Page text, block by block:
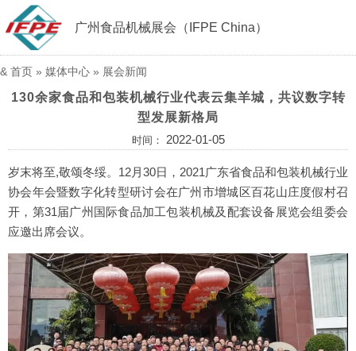
广州食品机械展会（IFPE China）
& 首页 » 媒体中心 » 展会新闻
130余家食品和包装机械行业代表云集羊城，共议数字转
型发展新格局
时间： 2022-01-05
岁末将至,敬颂冬绥。12月30日，2021广东省食品和包装机械行业
协会年会暨数字化转型研讨会在广州市增城区百花山庄度假村召
开，第31届广州国际食品加工包装机械及配套设备展览会组委会
应邀出席会议。